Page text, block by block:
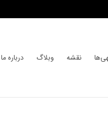
نقشه وبلاگ درباره ما